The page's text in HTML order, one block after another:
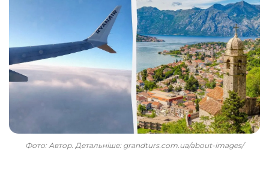
Фото: Автор. Детальніше: grandturs.com.ua/about-images/